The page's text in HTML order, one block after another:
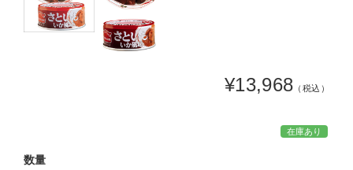
¥13,968 （税込）
在庫あり
数量